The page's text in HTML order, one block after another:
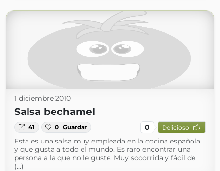
1 diciembre 2010
Salsa bechamel
41 0 Guardar 0 Delicioso
Esta es una salsa muy empleada en la cocina española
y que gusta a todo el mundo. Es raro encontrar una
persona a la que no le guste. Muy socorrida y fácil de
(...)